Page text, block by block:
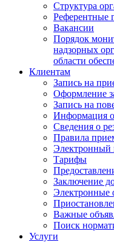
Структура
Референтные
Вакансии
Порядок
надзорных
области
Клиентам
Запись на
Оформление
Запись на
Информация о
Сведения о
Правила
Электронный
Тарифы
Заключение
Электронные
Важные
Поиск
Услуги